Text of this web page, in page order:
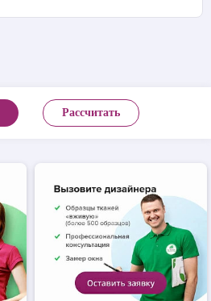
Рассчитать